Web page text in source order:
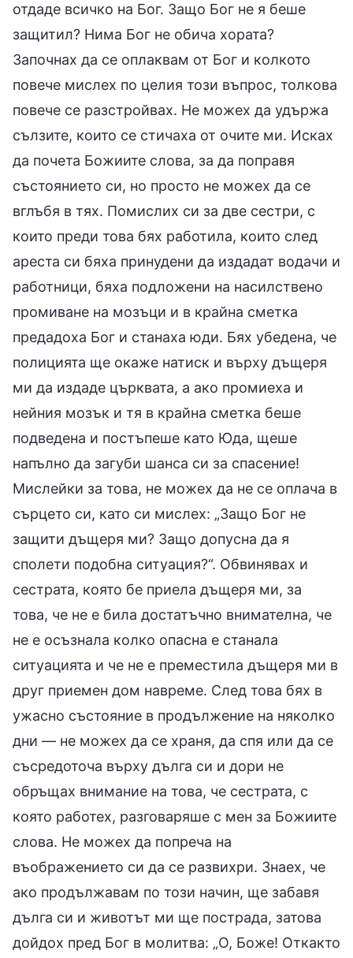
отдаде всичко на Бог. Защо Бог не я беше
защитил? Нима Бог не обича хората?
Започнах да се оплаквам от Бог и колкото
повече мислех по целия този въпрос, толкова
повече се разстройвах. Не можех да удържа
сълзите, които се стичаха от очите ми. Исках
да почета Божиите слова, за да поправя
състоянието си, но просто не можех да се
вглъбя в тях. Помислих си за две сестри, с
които преди това бях работила, които след
ареста си бяха принудени да издадат водачи и
работници, бяха подложени на насилствено
промиване на мозъци и в крайна сметка
предадоха Бог и станаха юди. Бях убедена, че
полицията ще окаже натиск и върху дъщеря
ми да издаде църквата, а ако промиеха и
нейния мозък и тя в крайна сметка беше
подведена и постъпеше като Юда, щеше
напълно да загуби шанса си за спасение!
Мислейки за това, не можех да не се оплача в
сърцето си, като си мислех: „Защо Бог не
защити дъщеря ми? Защо допусна да я
сполети подобна ситуация?“. Обвинявах и
сестрата, която бе приела дъщеря ми, за
това, че не е била достатъчно внимателна, че
не е осъзнала колко опасна е станала
ситуацията и че не е преместила дъщеря ми в
друг приемен дом навреме. След това бях в
ужасно състояние в продължение на няколко
дни — не можех да се храня, да спя или да се
съсредоточа върху дълга си и дори не
обръщах внимание на това, че сестрата, с
която работех, разговаряше с мен за Божиите
слова. Не можех да попреча на
въображението си да се развихри. Знаех, че
ако продължавам по този начин, ще забавя
дълга си и животът ми ще пострада, затова
дойдох пред Бог в молитва: „О, Боже! Откакто